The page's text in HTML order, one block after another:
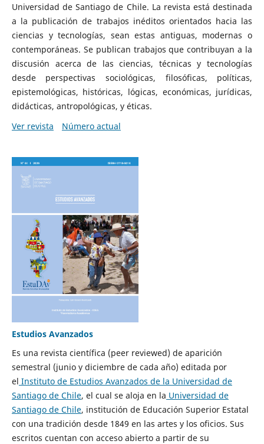
Universidad de Santiago de Chile. La revista está destinada
a la publicación de trabajos inéditos orientados hacia las
ciencias y tecnologías, sean estas antiguas, modernas o
contemporáneas. Se publican trabajos que contribuyan a la
discusión acerca de las ciencias, técnicas y tecnologías
desde perspectivas sociológicas, filosóficas, políticas,
epistemológicas, históricas, lógicas, económicas, jurídicas,
didácticas, antropológicas, y éticas.
Ver revista
Número actual
Estudios Avanzados
Es una revista científica (peer reviewed) de aparición
semestral (junio y diciembre de cada año) editada por
el Instituto de Estudios Avanzados de la Universidad de
Santiago de Chile, el cual se aloja en la Universidad de
Santiago de Chile, institución de Educación Superior Estatal
con una tradición desde 1849 en las artes y los oficios. Sus
escritos cuentan con acceso abierto a partir de su